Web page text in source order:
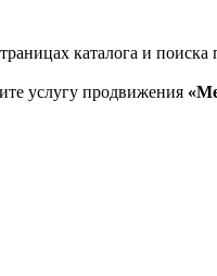
каталога и
услугу продвижения